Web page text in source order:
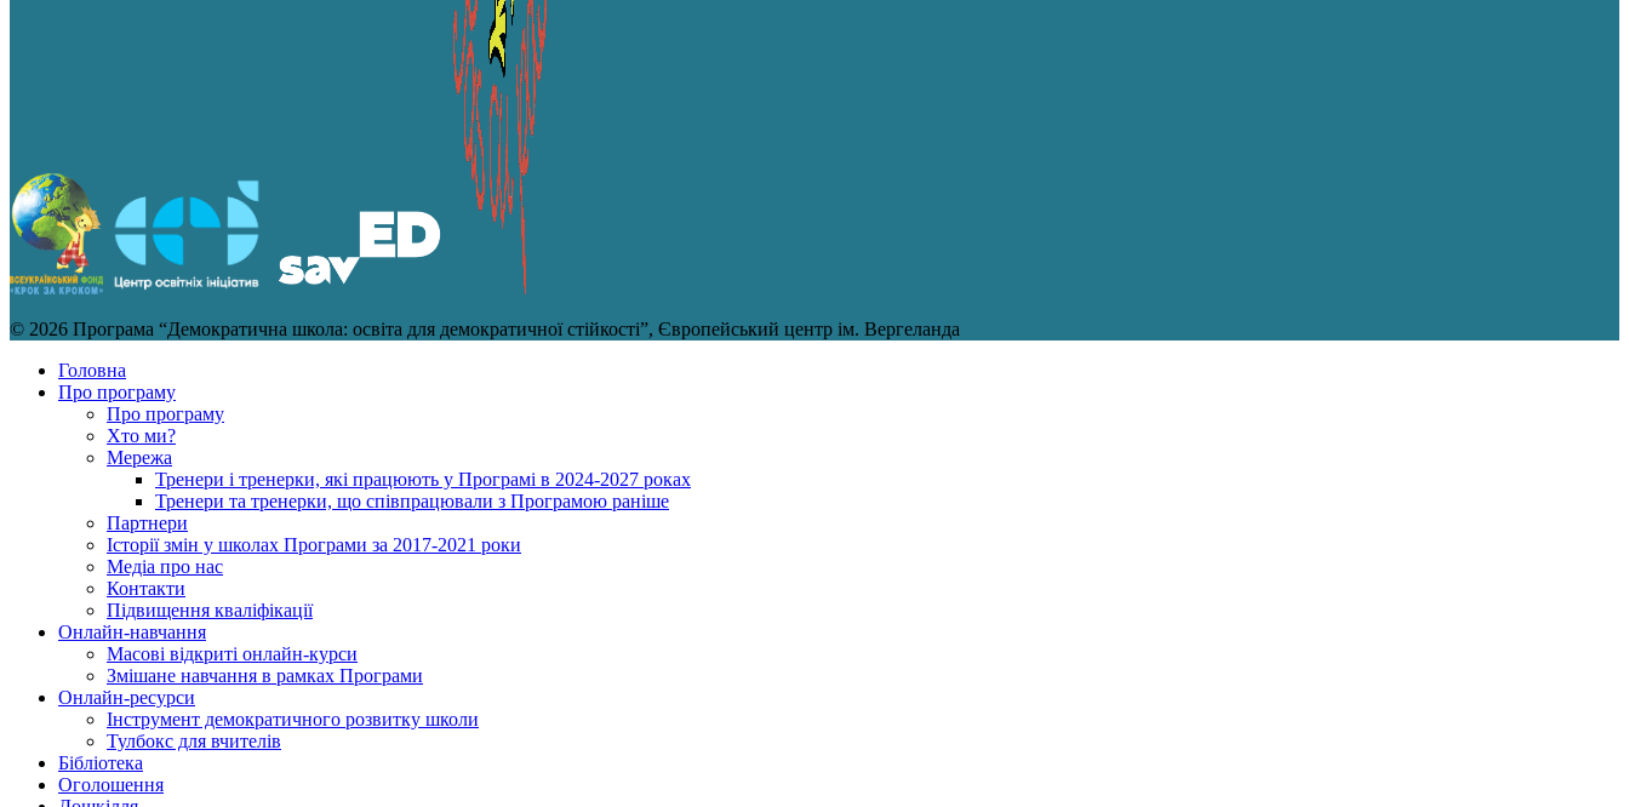
© 2026 Програма “Демократична школа: освіта для демократичної стійкості”, Європейський центр ім. Вергеланда
Головна
Про програму
Про програму
Хто ми?
Мережа
Тренери і тренерки, які працюють у Програмі в 2024-2027 роках
Тренери та тренерки, що співпрацювали з Програмою раніше
Партнери
Історії змін у школах Програми за 2017-2021 роки
Медіа про нас
Контакти
Підвищення кваліфікації
Онлайн-навчання
Масові відкриті онлайн-курси
Змішане навчання в рамках Програми
Онлайн-ресурси
Інструмент демократичного розвитку школи
Тулбокс для вчителів
Бібліотека
Оголошення